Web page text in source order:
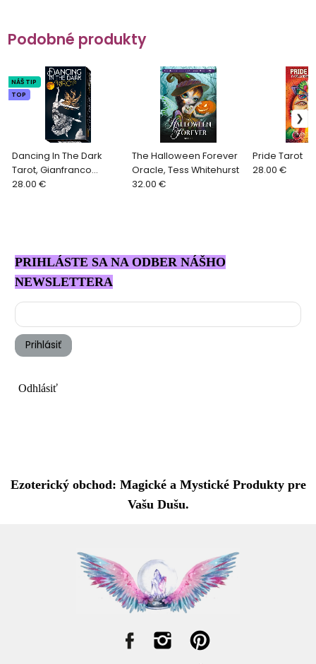
Podobné produkty
Dancing In The Dark
Tarot, Gianfranco
Pereno
NÁŠ TIP
TOP
28.00 €
The Halloween Forever
Oracle, Tess Whitehurst
32.00 €
Pride Tarot
28.00 €
PRIHLÁSTE SA NA ODBER NÁŠHO
NEWSLETTERA
Prihlásiť
Odhlásiť
Ezoterický obchod: Magické a Mystické Produkty pre
Vašu Dušu.